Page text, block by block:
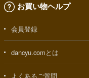
お買い物ヘルプ
会員登録
dancyu.comとは
よくあるご質問